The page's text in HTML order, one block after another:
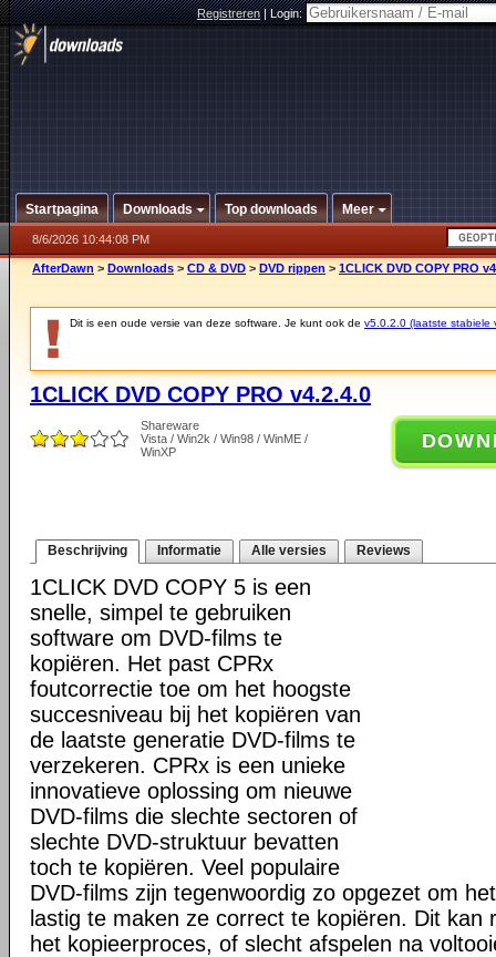
Registreren|Login:
Startpagina Downloads Top downloads Meer
8/6/2026 10:44:08 PM
AfterDawn > Downloads > CD & DVD > DVD rippen > 1CLICK DVD COPY PRO
Dit is een oude versie van deze software. Je kunt ook de v5.0.2.0 (laatste stabiele
1CLICK DVD COPY PRO v4.2.4.0
Shareware
Vista / Win2k / Win98 / WinME /
WinXP
Beschrijving Informatie Alle versies Reviews
1CLICK DVD COPY 5 is een
snelle, simpel te gebruiken
software om DVD-films te
kopiëren. Het past CPRx
foutcorrectie toe om het hoogste
succesniveau bij het kopiëren van
de laatste generatie DVD-films te
verzekeren. CPRx is een unieke
innovatieve oplossing om nieuwe
DVD-films die slechte sectoren of
slechte DVD-struktuur bevatten
toch te kopiëren. Veel populaire
DVD-films zijn tegenwoordig zo opgezet om
lastig te maken ze correct te kopiëren. Dit kan
het kopieerproces, of slecht afspelen na